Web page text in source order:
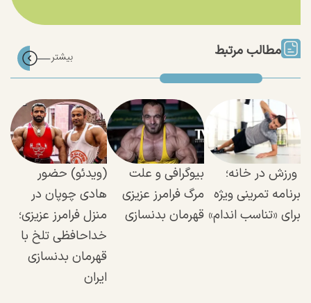
مطالب مرتبط
ورزش در خانه؛
برنامه تمرینی ویژه
برای «تناسب اندام»
بیوگرافی و علت
مرگ فرامرز عزیزی
قهرمان بدنسازی
(ویدئو) حضور
هادی چوپان در
منزل فرامرز عزیزی؛
خداحافظی تلخ با
قهرمان بدنسازی
ایران